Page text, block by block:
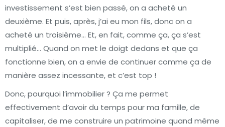
investissement s’est bien passé, on a acheté un
deuxième. Et puis, après, j’ai eu mon fils, donc on a
acheté un troisième… Et, en fait, comme ça, ça s’est
multiplié… Quand on met le doigt dedans et que ça
fonctionne bien, on a envie de continuer comme ça de
manière assez incessante, et c’est top !
Donc, pourquoi l’immobilier ? Ça me permet
effectivement d’avoir du temps pour ma famille, de
capitaliser, de me construire un patrimoine quand même